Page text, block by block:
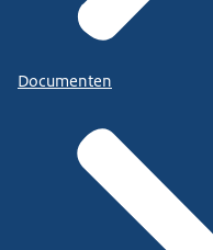
Documenten